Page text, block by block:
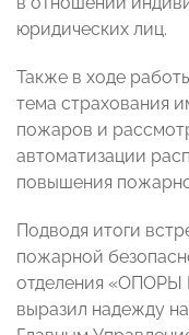
юридических лиц.
Также в ходе
тема страхования
пожаров и
автоматизации
повышения
Подводя итоги
пожарной
отделения
выразил надежду